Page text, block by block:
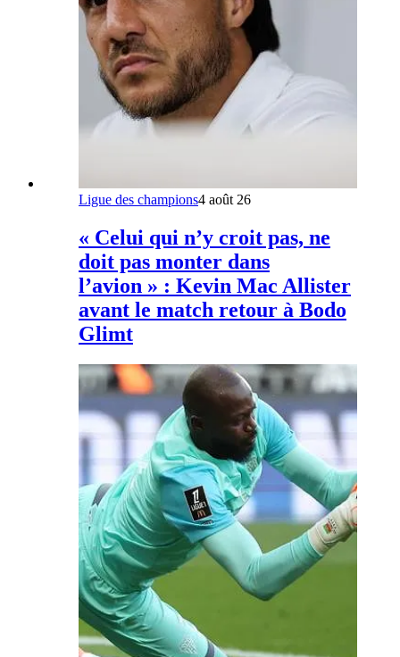
Ligue des champions4 août 26
« Celui qui n’y croit pas, ne
doit pas monter dans
l’avion » : Kevin Mac Allister
avant le match retour à Bodo
Glimt